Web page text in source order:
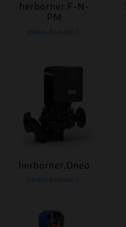
herborner.F-N-
PM
узнать больше
herborner.Dneo
узнать больше